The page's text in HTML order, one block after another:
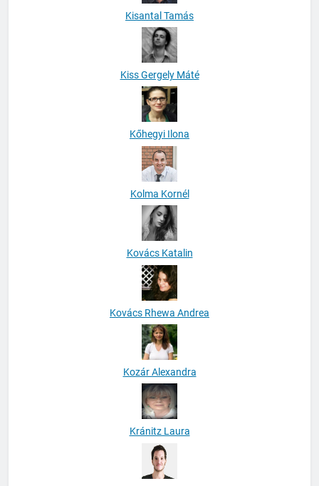
Kisantal Tamás
Kiss Gergely Máté
Kőhegyi Ilona
Kolma Kornél
Kovács Katalin
Kovács Rhewa Andrea
Kozár Alexandra
Kránitz Laura